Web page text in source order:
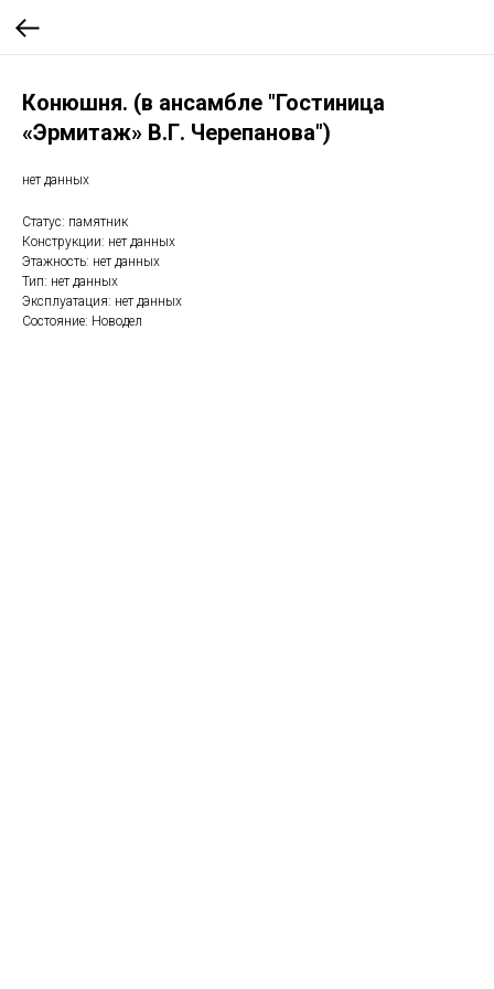
Конюшня. (в ансамбле "Гостиница
«Эрмитаж» В.Г. Черепанова")
нет данных
Статус: памятник
Конструкции: нет данных
Этажность: нет данных
Тип: нет данных
Эксплуатация: нет данных
Состояние: Новодел